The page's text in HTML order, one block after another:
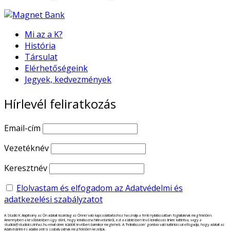
Mi az a K?
História
Társulat
Elérhetőségeink
Jegyek, kedvezmények
Hírlevél feliratkozás
Email-cím
Vezetéknév
Keresztnév
Elolvastam és elfogadom az Adatvédelmi és
adatkezelési szabályzatot
A Stúdió K Alapítvány az Ön adatait kizárólag az Önnel való kapcsolattartáshoz használja a fenti nyilatkozatban foglaltaknak megfelelően.
Amennyiben a későbbiekben úgy dönt, hogy leiratkozna hírlevelünkről, ezt a a láblécben lévő leiratkozás linkre kattintva, vagy a
studiok@studiokszinhaz.hu email címre küldött levélben bármikor megteheti. A 'Feliratkozom' gombra való kattintással elfogadja, hogy adatait az
Adatvédelmi és adatkezelési szabályzatnak megfelelően kezeljük.